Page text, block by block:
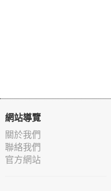
網站導覽
關於我們
聯絡我們
官方網站